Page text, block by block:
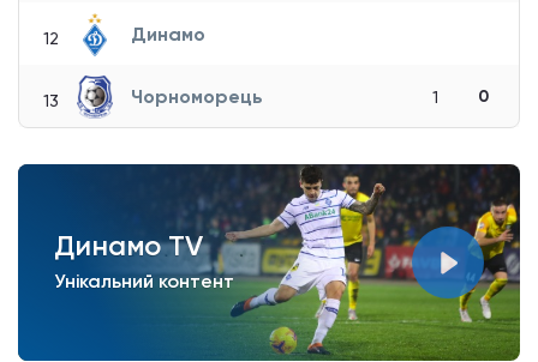
12 Динамо
13 Чорноморець 1 0
Динамо TV
Унікальний контент